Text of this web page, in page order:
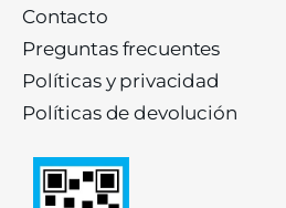
Contacto
Preguntas frecuentes
Políticas y privacidad
Políticas de devolución